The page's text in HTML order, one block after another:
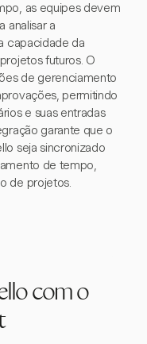
as equipes devem
analisar a
capacidade da
futuros. O
de gerenciamento
permitindo
e suas entradas
garante que o
seja sincronizado
de tempo,
de projetos.
com o